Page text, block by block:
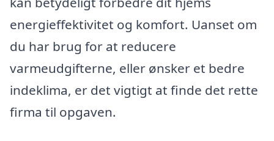
energieffektivitet og komfort. Uanset om
du har brug for at reducere
varmeudgifterne, eller ønsker et bedre
indeklima, er det vigtigt at finde det rette
firma til opgaven.